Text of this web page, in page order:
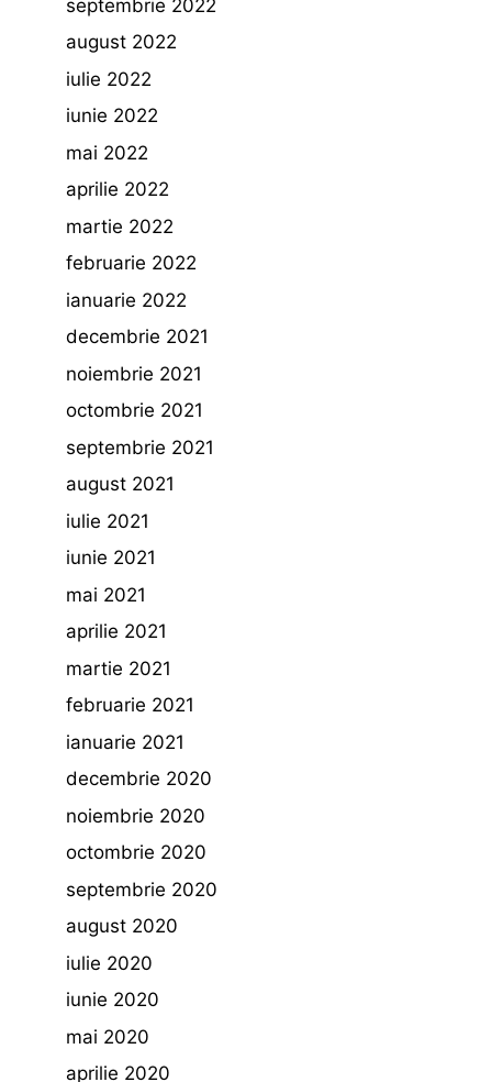
septembrie 2022
august 2022
iulie 2022
iunie 2022
mai 2022
aprilie 2022
martie 2022
februarie 2022
ianuarie 2022
decembrie 2021
noiembrie 2021
octombrie 2021
septembrie 2021
august 2021
iulie 2021
iunie 2021
mai 2021
aprilie 2021
martie 2021
februarie 2021
ianuarie 2021
decembrie 2020
noiembrie 2020
octombrie 2020
septembrie 2020
august 2020
iulie 2020
iunie 2020
mai 2020
aprilie 2020